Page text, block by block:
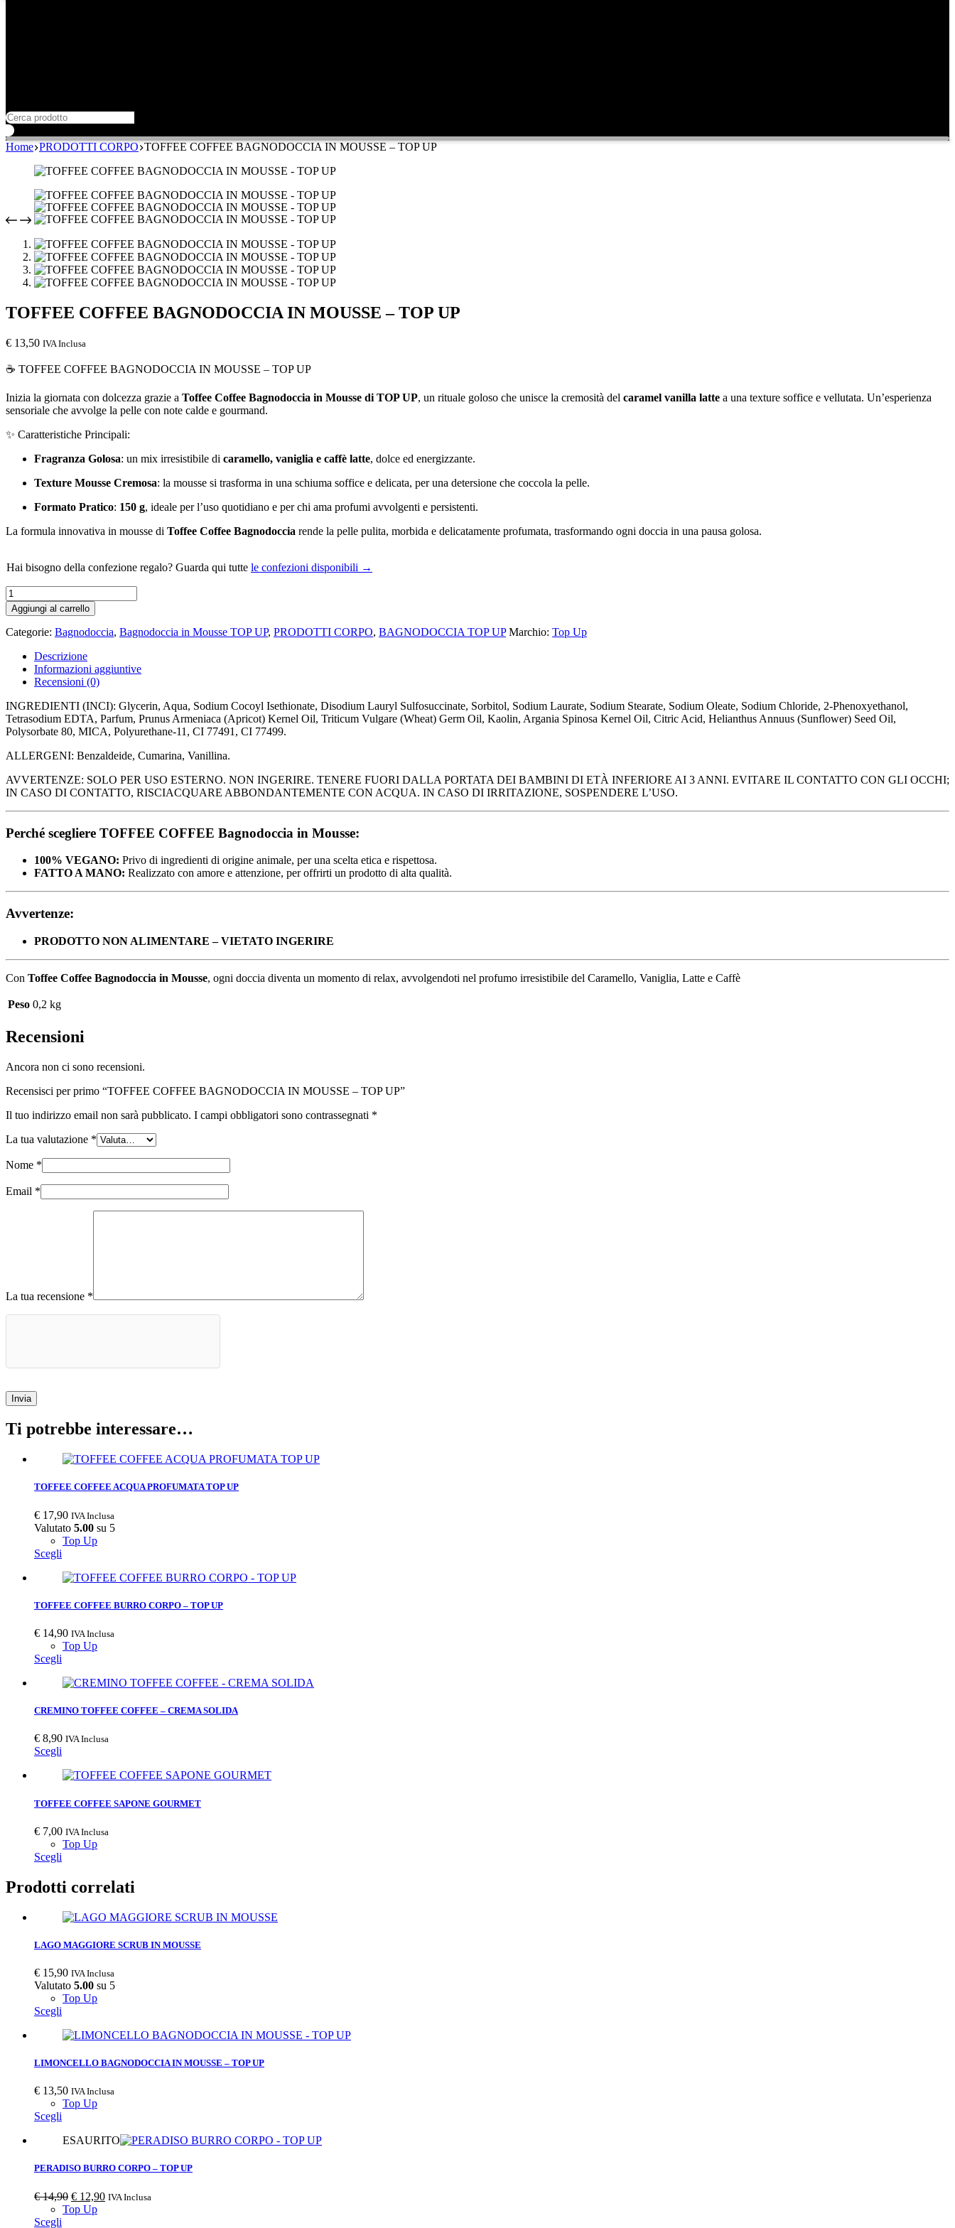
Home PRODOTTI CORPO TOFFEE COFFEE BAGNODOCCIA IN MOUSSE – TOP UP
TOFFEE COFFEE BAGNODOCCIA IN MOUSSE – TOP UP
€ 13,50 IVA Inclusa
☕ TOFFEE COFFEE BAGNODOCCIA IN MOUSSE – TOP UP
Inizia la giornata con dolcezza grazie a Toffee Coffee Bagnodoccia in Mousse di TOP UP, un rituale goloso che unisce la cremosità del caramel vanilla latte a una texture soffice e vellutata. Un’esperienza
sensoriale che avvolge la pelle con note calde e gourmand.
✨ Caratteristiche Principali:
Fragranza Golosa: un mix irresistibile di caramello, vaniglia e caffè latte, dolce ed energizzante.
Texture Mousse Cremosa: la mousse si trasforma in una schiuma soffice e delicata, per una detersione che coccola la pelle.
Formato Pratico: 150 g, ideale per l’uso quotidiano e per chi ama profumi avvolgenti e persistenti.
La formula innovativa in mousse di Toffee Coffee Bagnodoccia rende la pelle pulita, morbida e delicatamente profumata, trasformando ogni doccia in una pausa golosa.
Hai bisogno della confezione regalo? Guarda qui tutte le confezioni disponibili →
TOFFEE
COFFEE
BAGNODOCCIA
IN
TOP
Aggiungi al carrello
Categorie: Bagnodoccia, Bagnodoccia in Mousse TOP UP, PRODOTTI CORPO, BAGNODOCCIA TOP UP Marchio: Top Up
Descrizione
Informazioni aggiuntive
Recensioni (0)
INGREDIENTI (INCI): Glycerin, Aqua, Sodium Cocoyl Isethionate, Disodium Lauryl Sulfosuccinate, Sorbitol, Sodium Laurate, Sodium Stearate, Sodium Oleate, Sodium Chloride, 2-Phenoxyethanol,
Tetrasodium EDTA, Parfum, Prunus Armeniaca (Apricot) Kernel Oil, Triticum Vulgare (Wheat) Germ Oil, Kaolin, Argania Spinosa Kernel Oil, Citric Acid, Helianthus Annuus (Sunflower) Seed Oil,
Polysorbate 80, MICA, Polyurethane-11, CI 77491, CI 77499.
ALLERGENI: Benzaldeide, Cumarina, Vanillina.
AVVERTENZE: SOLO PER USO ESTERNO. NON INGERIRE. TENERE FUORI DALLA PORTATA DEI BAMBINI DI ETÀ INFERIORE AI 3 ANNI. EVITARE IL CONTATTO CON GLI OCCHI;
IN CASO DI CONTATTO, RISCIACQUARE ABBONDANTEMENTE CON ACQUA. IN CASO DI IRRITAZIONE, SOSPENDERE L’USO.
Perché scegliere TOFFEE COFFEE Bagnodoccia in Mousse:
100% VEGANO: Privo di ingredienti di origine animale, per una scelta etica e rispettosa.
FATTO A MANO: Realizzato con amore e attenzione, per offrirti un prodotto di alta qualità.
Avvertenze:
PRODOTTO NON ALIMENTARE – VIETATO INGERIRE
Con Toffee Coffee Bagnodoccia in Mousse, ogni doccia diventa un momento di relax, avvolgendoti nel profumo irresistibile del Caramello, Vaniglia, Latte e Caffè
Peso 0,2 kg
Recensioni
Ancora non ci sono recensioni.
Recensisci per primo “TOFFEE COFFEE BAGNODOCCIA IN MOUSSE – TOP UP”
Il tuo indirizzo email non sarà pubblicato. I campi obbligatori sono contrassegnati *
La tua valutazione *
Nome *
Email *
La tua recensione *
Invia
Ti potrebbe interessare…
TOFFEE COFFEE ACQUA PROFUMATA TOP UP
€ 17,90 IVA Inclusa
Valutato 5.00 su 5
Top Up
Scegli
TOFFEE COFFEE BURRO CORPO – TOP UP
€ 14,90 IVA Inclusa
Top Up
Scegli
CREMINO TOFFEE COFFEE – CREMA SOLIDA
€ 8,90 IVA Inclusa
Scegli
TOFFEE COFFEE SAPONE GOURMET
€ 7,00 IVA Inclusa
Top Up
Scegli
Prodotti correlati
LAGO MAGGIORE SCRUB IN MOUSSE
€ 15,90 IVA Inclusa
Valutato 5.00 su 5
Top Up
Scegli
LIMONCELLO BAGNODOCCIA IN MOUSSE – TOP UP
€ 13,50 IVA Inclusa
Top Up
Scegli
ESAURITO
PERADISO BURRO CORPO – TOP UP
€14,90 Il
prezzo
€ 12,90IlIVA Inclusa
Top Up
Scegli